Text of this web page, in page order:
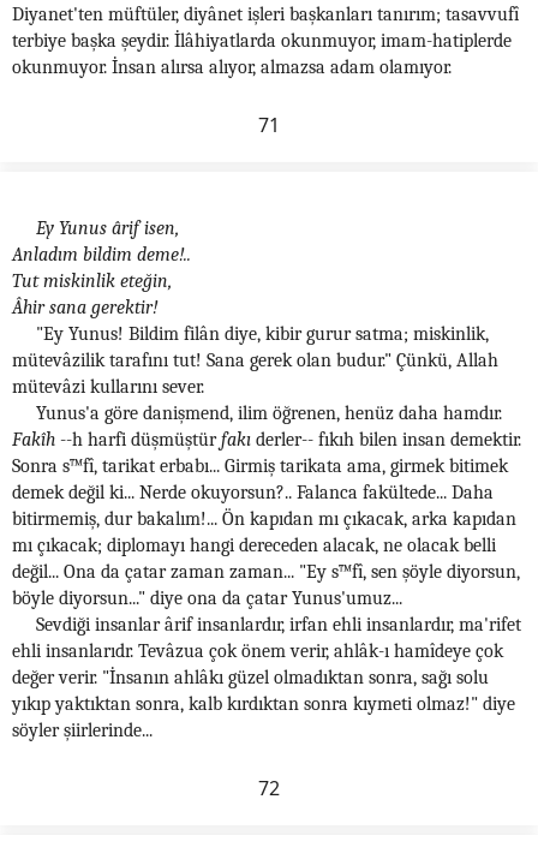
Diyanet'ten müftüler, diyânet işleri başkanları tanırım; tasavvufî
terbiye başka şeydir. İlâhiyatlarda okunmuyor, imam-hatiplerde
okunmuyor. İnsan alırsa alıyor, almazsa adam olamıyor.
71
Ey Yunus ârif isen,
Anladım bildim deme!..
Tut miskinlik eteğin,
Âhir sana gerektir!
"Ey Yunus! Bildim filân diye, kibir gurur satma; miskinlik,
mütevâzilik tarafını tut! Sana gerek olan budur." Çünkü, Allah
mütevâzi kullarını sever.
Yunus'a göre danişmend, ilim öğrenen, henüz daha hamdır.
Fakîh --h harfi düşmüştürfakı derler-- fıkıh bilen insan demektir.
Sonra s™fî, tarikat erbabı... Girmiş tarikata ama, girmek bitimek
demek değil ki... Nerde okuyorsun?.. Falanca fakültede... Daha
bitirmemiş, dur bakalım!... Ön kapıdan mı çıkacak, arka kapıdan
mı çıkacak; diplomayı hangi dereceden alacak, ne olacak belli
değil... Ona da çatar zaman zaman... "Ey s™fî, sen şöyle diyorsun,
böyle diyorsun..." diye ona da çatar Yunus'umuz...
Sevdiği insanlar ârif insanlardır, irfan ehli insanlardır, ma'rifet
ehli insanlarıdr. Tevâzua çok önem verir, ahlâk-ı hamîdeye çok
değer verir. "İnsanın ahlâkı güzel olmadıktan sonra, sağı solu
yıkıp yaktıktan sonra, kalb kırdıktan sonra kıymeti olmaz!" diye
söyler şiirlerinde...
72